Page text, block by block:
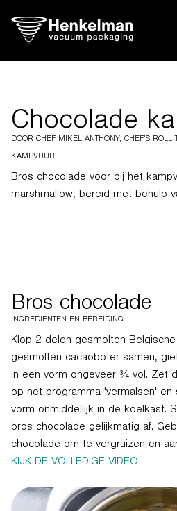
Chocolade
DOOR CHEF MIKEL ANTHONY, CHEF'S ROLL
KAMPVUUR
Bros chocolade voor bij het
marshmallow, bereid met behulp
Bros chocolade
INGREDIËNTEN EN BEREIDING
Klop 2 delen gesmolten
gesmolten cacaoboter samen,
in een vorm ongeveer ¾ vol. Zet
op het programma 'vermalsen' en
vorm onmiddellijk in de koelkast.
bros chocolade gelijkmatig af.
chocolade om te vergruizen en
KIJK DE VOLLEDIGE VIDEO